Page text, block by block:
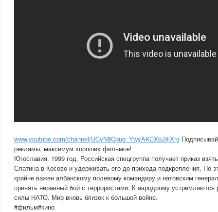
www.youtube.com/channel/UCyN8Cpug_YwyAKCXbJ9jXrg
рекламы, максимум хороших фильмов!
Югославия. 1999 год. Российская спецгруппа получает приказ
Слатина в Косово и удерживать его до прихода подкрепления. Но
крайне важен албанскому полевому командиру и натовским
принять неравный бой с террористами. К аэродрому устремляются
силы НАТО. Мир вновь близок к большой войне.
#фильм#кино